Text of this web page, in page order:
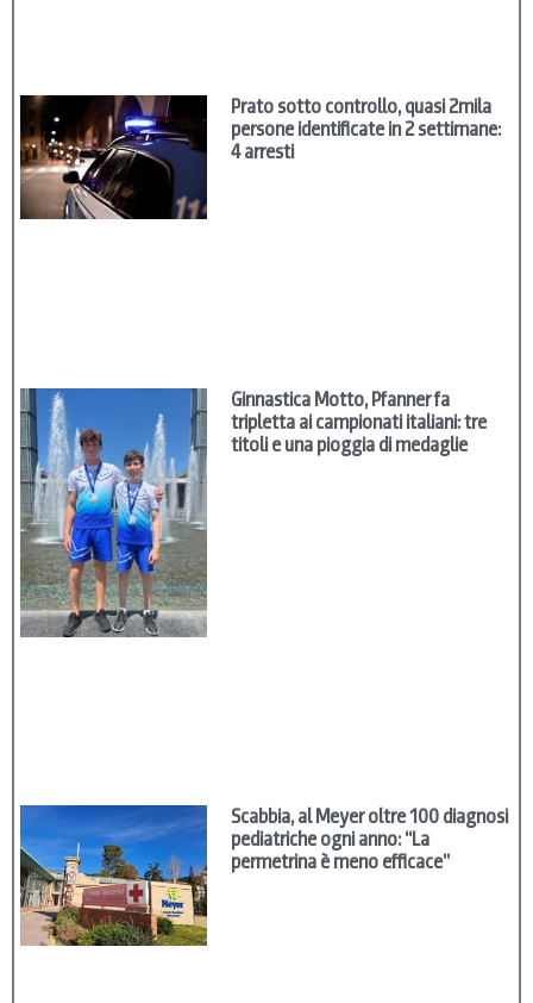
Prato sotto controllo, quasi 2mila
persone identificate in 2 settimane:
4 arresti
Ginnastica Motto, Pfanner fa
tripletta ai campionati italiani: tre
titoli e una pioggia di medaglie
Scabbia, al Meyer oltre 100 diagnosi
pediatriche ogni anno: “La
permetrina è meno efficace”